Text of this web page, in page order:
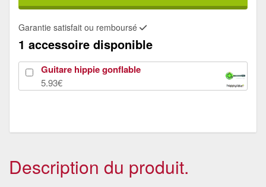
Garantie satisfait ou remboursé
1 accessoire disponible
Guitare hippie gonflable
5.93€
Description du produit.